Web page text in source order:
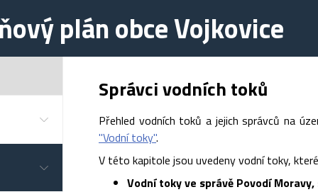
plán obce Vojkovice
Správci vodních toků
Přehled vodních toků a jejich správců na
"Vodní toky".
V této kapitole jsou uvedeny vodní toky,
Vodnítokyve správě Povodí Moravy,